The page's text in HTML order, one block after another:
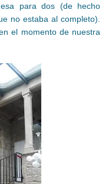
para dos (de hecho
no estaba al completo).
el momento de nuestra